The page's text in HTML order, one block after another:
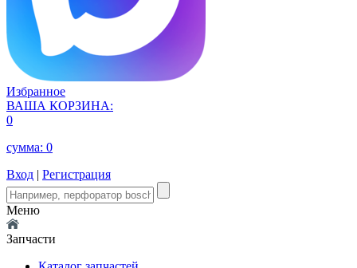
Избранное
ВАША КОРЗИНА:
0
сумма: 0
Вход | Регистрация
Меню
Запчасти